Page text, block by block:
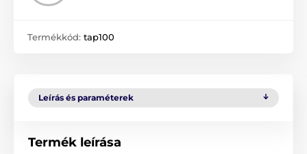
Termékkód: tap100
Leírás és paraméterek
Termék leírása